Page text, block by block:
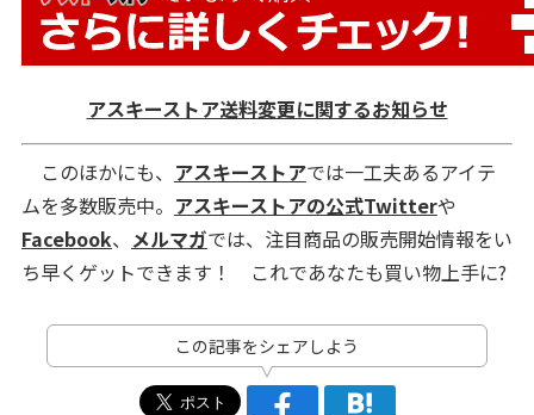
アスキーストア送料変更に関するお知らせ
このほかにも、 アスキーストアでは一工夫あるアイテ
ムを多数販売中。 アスキーストアの公式Twitterや
Facebook、 メルマガでは、注目商品の販売開始情報をい
ち早くゲットできます！ これであなたも買い物上手に?
この記事をシェアしよう